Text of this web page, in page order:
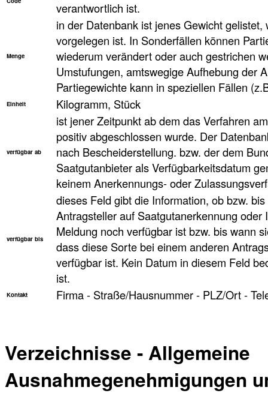
verantwortlich ist.
Menge
in der Datenbank ist jenes Gewicht
vorgelegen ist. In Sonderfällen können
wiederum verändert oder auch gestrichen
Umstufungen, amtswegige Aufhebung der
Partiegewichte kann in speziellen Fällen
Einheit Kilogramm, Stück
verfügbar ab
ist jener Zeitpunkt ab dem das Verfahren
positiv abgeschlossen wurde. Der
nach Bescheiderstellung. bzw. der dem
Saatgutanbieter als Verfügbarkeitsdatum
keinem Anerkennungs- oder
verfügbar bis
dieses Feld gibt die Information, ob bzw.
Antragsteller auf Saatgutanerkennung
Meldung noch verfügbar ist bzw. bis wann
dass diese Sorte bei einem anderen
verfügbar ist. Kein Datum in diesem Feld
ist.
Kontakt Firma - Straße/Hausnummer - PLZ/Ort -
Verzeichnisse - Allgemeine
Ausnahmegenehmigungen